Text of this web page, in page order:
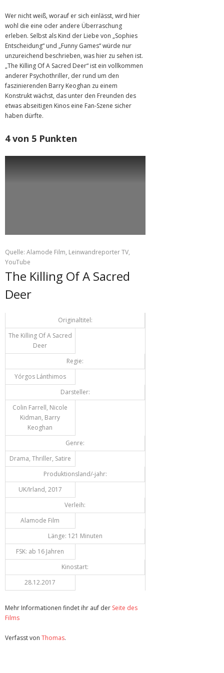
Wer nicht weiß, worauf er sich einlässt, wird hier
wohl die eine oder andere Überraschung
erleben. Selbst als Kind der Liebe von „Sophies
Entscheidung“ und „Funny Games“ würde nur
unzureichend beschrieben, was hier zu sehen ist.
„The Killing Of A Sacred Deer“ ist ein vollkommen
anderer Psychothriller, der rund um den
faszinierenden Barry Keoghan zu einem
Konstrukt wächst, das unter den Freunden des
etwas abseitigen Kinos eine Fan-Szene sicher
haben dürfte.
4 von 5 Punkten
Quelle: Alamode Film, Leinwandreporter TV,
YouTube
The Killing Of A Sacred
Deer
Originaltitel:
The Killing Of A Sacred
Deer
Regie:
Yórgos Lánthimos
Darsteller:
Colin Farrell, Nicole
Kidman, Barry
Keoghan
Genre:
Drama, Thriller, Satire
Produktionsland/-jahr:
UK/Irland, 2017
Verleih:
Alamode Film
Länge: 121 Minuten
FSK: ab 16 Jahren
Kinostart:
28.12.2017
Mehr Informationen findet ihr auf der Seite des
Films
Verfasst von Thomas.